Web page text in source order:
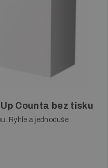
Counta bez tisku
Ryhle a jednoduše